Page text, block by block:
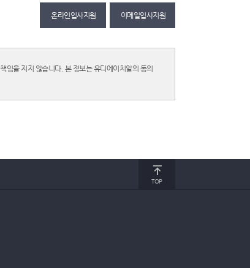
온라인입사지원 이메일입사지원
임을 지지 않습니다. 본 정보는 유디에이치알의 동의
TOP